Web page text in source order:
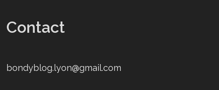
Contact
bondyblog.lyon@gmail.com